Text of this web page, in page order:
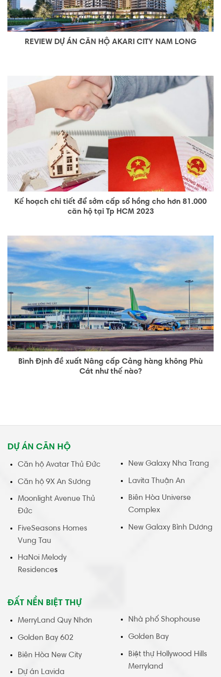
REVIEW DỰ ÁN CĂN HỘ AKARI CITY NAM LONG
Kế hoạch chi tiết để sớm cấp sổ hồng cho hơn 81.000
căn hộ tại Tp HCM 2023
Bình Định đề xuất Nâng cấp Cảng hàng không Phù
Cát như thế nào?
DỰ ÁN CĂN HỘ
Căn hộ Avatar Thủ Đức
Căn hộ 9X An Sương
Moonlight Avenue Thủ
Đức
FiveSeasons Homes
Vung Tau
HaNoi Melody
Residences
New Galaxy Nha Trang
Lavita Thuận An
Biên Hòa Universe
Complex
New Galaxy Bình Dương
ĐẤT NỀN BIỆT THỰ
MerryLand Quy Nhơn
Golden Bay 602
Biên Hòa New City
Dự án Lavida
Nhà phố Shophouse
Golden Bay
Biệt thự Hollywood Hills
Merryland